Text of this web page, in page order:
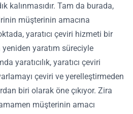
kalınmasıdır. Tam da burada,
müşterinin amacına
yaratıcı çeviri hizmeti bir
yaratım süreciyle
yaratıcılık, yaratıcı çeviri
çeviri ve yerelleştirmeden
biri olarak öne çıkıyor. Zira
müşterinin amacı